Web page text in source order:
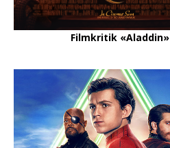
Filmkritik «Aladdin»